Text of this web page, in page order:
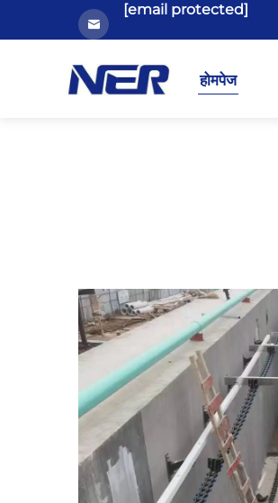
[email protected]
होमपेज